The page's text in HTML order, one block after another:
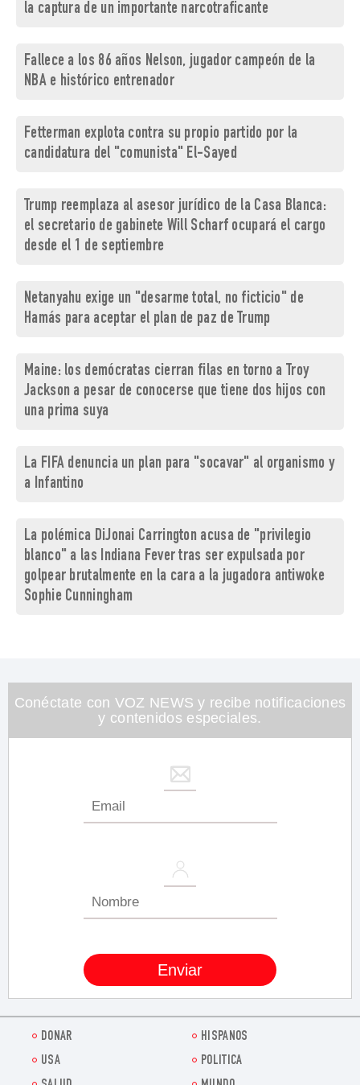
la captura de un importante narcotraficante
Fallece a los 86 años Nelson, jugador campeón de la
NBA e histórico entrenador
Fetterman explota contra su propio partido por la
candidatura del "comunista" El-Sayed
Trump reemplaza al asesor jurídico de la Casa Blanca:
el secretario de gabinete Will Scharf ocupará el cargo
desde el 1 de septiembre
Netanyahu exige un "desarme total, no ficticio" de
Hamás para aceptar el plan de paz de Trump
Maine: los demócratas cierran filas en torno a Troy
Jackson a pesar de conocerse que tiene dos hijos con
una prima suya
La FIFA denuncia un plan para "socavar" al organismo y
a Infantino
La polémica DiJonai Carrington acusa de "privilegio
blanco" a las Indiana Fever tras ser expulsada por
golpear brutalmente en la cara a la jugadora antiwoke
Sophie Cunningham
Conéctate con VOZ NEWS y recibe notificaciones
y contenidos especiales.
DONAR
HISPANOS
USA
POLITICA